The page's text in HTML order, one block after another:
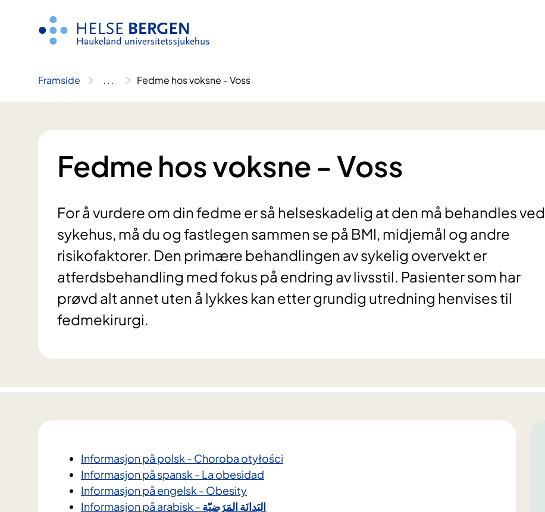
Framside .. . Fedme hos voksne - Voss
Fedme hos voksne - Voss
For å vurdere om din fedme er så helseskadelig at den må behandles ved
sykehus, må du og fastlegen sammen se på BMI, midjemål og andre
risikofaktorer. Den primære behandlingen av sykelig overvekt er
atferdsbehandling med fokus på endring av livsstil. Pasienter som har
prøvd alt annet uten å lykkes kan etter grundig utredning henvises til
fedmekirurgi.
Informasjon på polsk - Choroba otyłości
Informasjon på spansk - La obesidad
Informasjon på engelsk - Obesity
Informasjon på arabisk -
البَدانَة المَرَضيّة